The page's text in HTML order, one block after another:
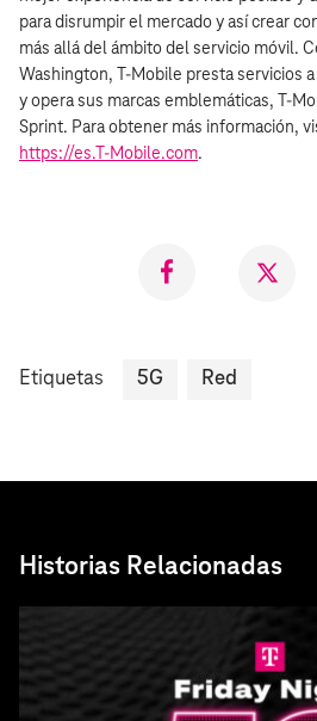
para disrumpir el mercado y así crear
más allá del ámbito del servicio móvil.
Washington, T‑Mobile presta servicios
y opera sus marcas emblemáticas,
Sprint. Para obtener más información,
https://es.T‑Mobile.com.
Compartir
Etiquetas
5G Red
Historias Relacionadas